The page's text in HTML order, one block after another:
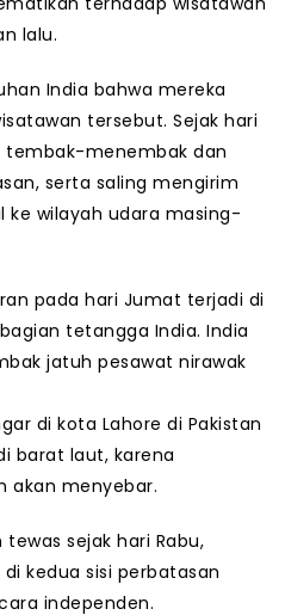
lalu.
India bahwa mereka
tersebut. Sejak hari
tembak-menembak dan
serta saling mengirim
ke wilayah udara masing-
pada hari Jumat terjadi di
tetangga India. India
jatuh pesawat nirawak
di kota Lahore di Pakistan
barat laut, karena
akan menyebar.
sejak hari Rabu,
kedua sisi perbatasan
independen.